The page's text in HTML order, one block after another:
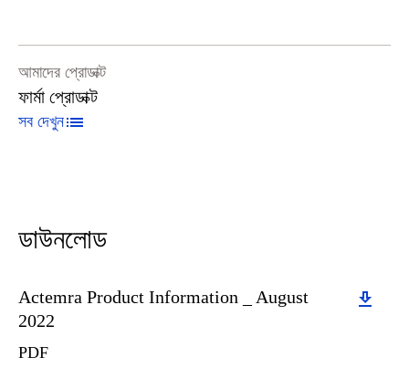
আমাদের প্রোডাক্ট
ফার্মা প্রোডাক্ট
সব দেখুন
ডাউনলোড
Download
Actemra Product Information _ August
2022
PDF